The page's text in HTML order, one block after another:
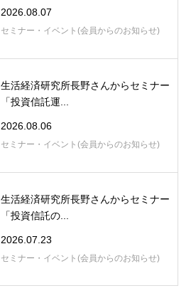
2026.08.07
セミナー・イベント(会員からのお知らせ)
生活経済研究所長野さんからセミナー
「投資信託運...
2026.08.06
セミナー・イベント(会員からのお知らせ)
生活経済研究所長野さんからセミナー
「投資信託の...
2026.07.23
セミナー・イベント(会員からのお知らせ)